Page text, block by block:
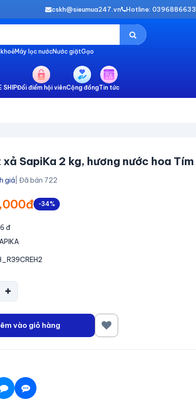
cskh@sieumua247.vn Hotline: 0396886633
Máy lọc nướcNước giặtGạo
SHIPĐổi điểm hội viênCộng đồngTin tức
SapiKa 2 kg, hương nước hoa Tím
giá | Đã bán 722
-34%
đ
vào giỏ hàng